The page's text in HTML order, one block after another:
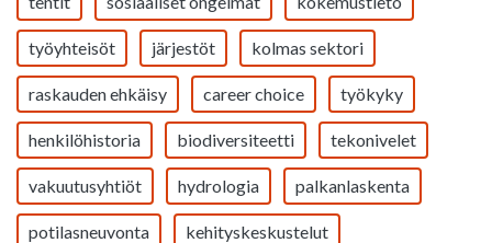
työyhteisöt järjestöt kolmas sektori
raskauden ehkäisy career choice työkyky
henkilöhistoria biodiversiteetti tekonivelet
vakuutusyhtiöt hydrologia palkanlaskenta
potilasneuvonta kehityskeskustelut